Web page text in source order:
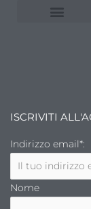
ISCRIVITI
Indirizzo email*:
Nome